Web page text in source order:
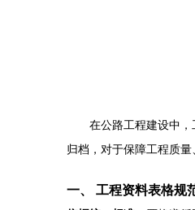
在公路工程建设中
归档，对于保障工程质
一、 工程资料表格规